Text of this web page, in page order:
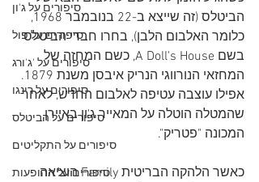
סיפורים על ג'ון
סיפורים על פול
סיפורים על 'ג'ורג
סיפורים על רינגו
סיפורים על הביטלס
סיפורים על התקליטים
סיפורים על ההופעות
הביטלס (זה שייצא ב-22 בנובמבר 1968,
כלומר האלבום הלבן), בחרו חברי הביטלס
בשם A Doll's House, כשם המחזה של
המחזאי הנורווגי הנריק איבסן משנת 1879.
אפילו עוצבה עטיפה לאלבום החדש, לאחר
שהמטלה הוטלה על המאייר ג'ון באיירן,
המכונה "פטריק".
כאשר הלהקה הבריטית Family הוציאה